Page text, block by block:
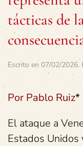
tácticas de
Escrito en 07/02/2026.
Por Pablo Ruiz*
El ataque a
Estados Unidos